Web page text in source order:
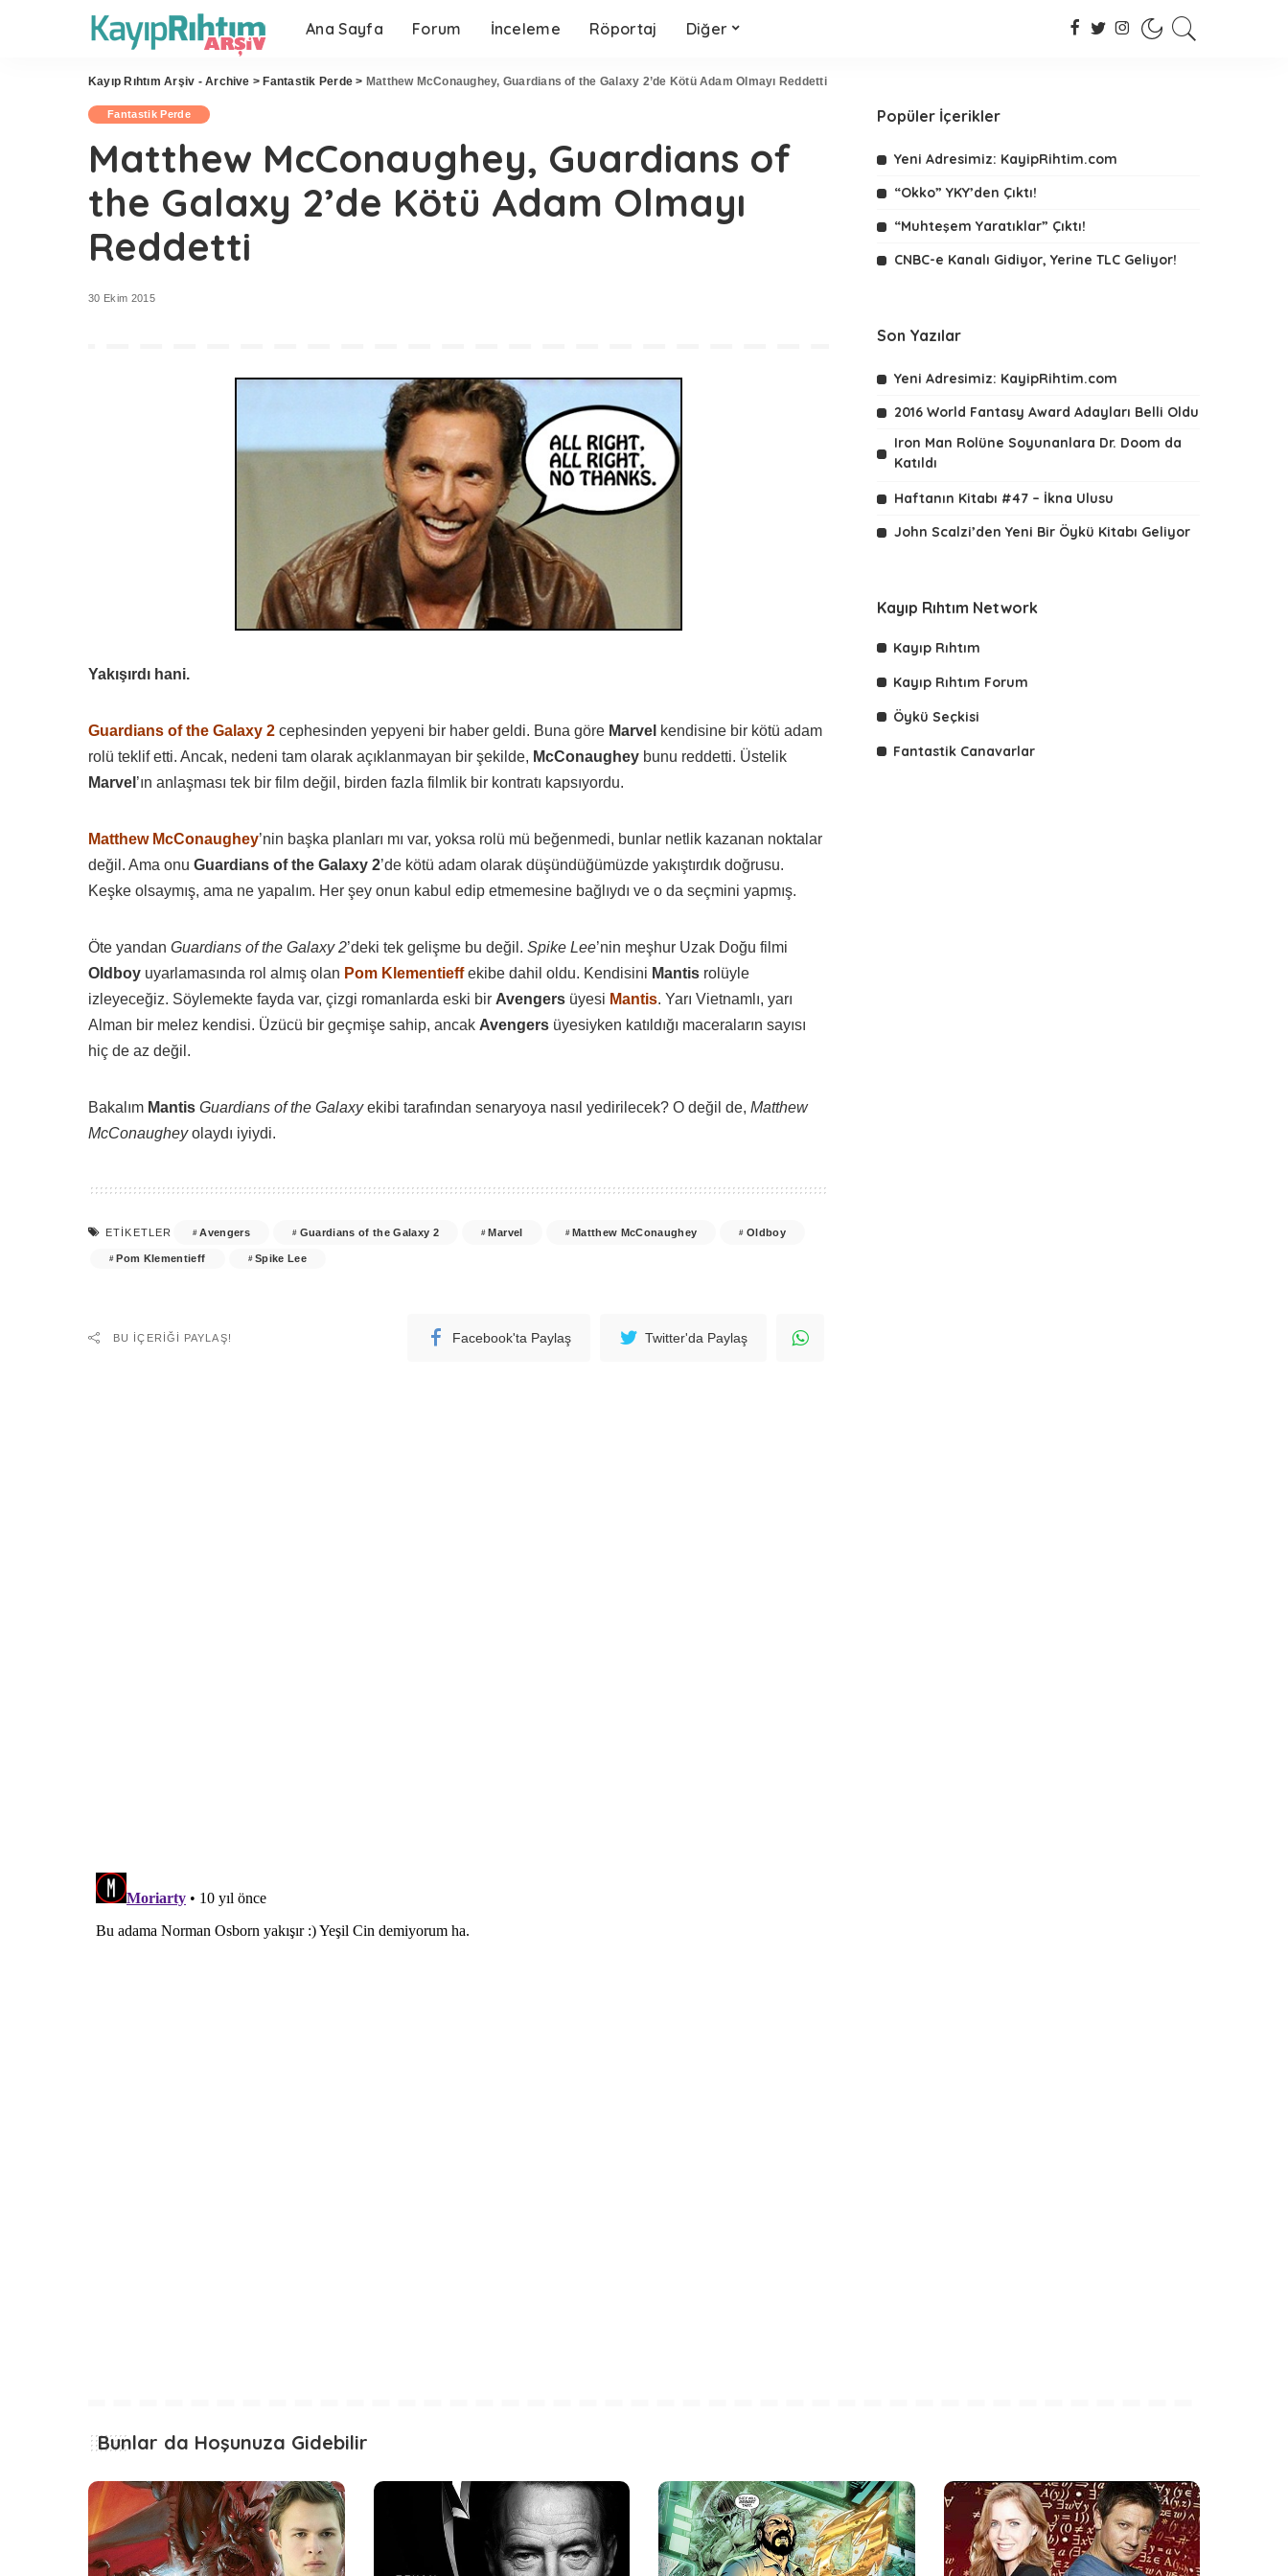
Ana Sayfa Forum İnceleme Röportaj Diğer
Kayıp Rıhtım Arşiv - Archive > Fantastik Perde > Matthew McConaughey, Guardians of the Galaxy 2’de Kötü Adam Olmayı Reddetti
Fantastik Perde
Matthew McConaughey, Guardians of
the Galaxy 2’de Kötü Adam Olmayı
Reddetti
30 Ekim 2015
Yakışırdı hani.
Guardians of the Galaxy 2 cephesinden yepyeni bir haber geldi. Buna göre Marvel kendisine bir kötü adam
rolü teklif etti. Ancak, nedeni tam olarak açıklanmayan bir şekilde, McConaughey bunu reddetti. Üstelik
Marvel ’ın anlaşması tek bir film değil, birden fazla filmlik bir kontratı kapsıyordu.
Matthew McConaughey’nin başka planları mı var, yoksa rolü mü beğenmedi, bunlar netlik kazanan noktalar
değil. Ama onu Guardians of the Galaxy 2’de kötü adam olarak düşündüğümüzde yakıştırdık doğrusu.
Keşke olsaymış, ama ne yapalım. Her şey onun kabul edip etmemesine bağlıydı ve o da seçmini yapmış.
Öte yandan Guardians of the Galaxy 2’deki tek gelişme bu değil. Spike Lee’nin meşhur Uzak Doğu filmi
Oldboy uyarlamasında rol almış olan Pom Klementieffekibe dahil oldu. Kendisini Mantis rolüyle
izleyeceğiz. Söylemekte fayda var, çizgi romanlarda eski bir Avengers üyesi Mantis. Yarı Vietnamlı, yarı
Alman bir melez kendisi. Üzücü bir geçmişe sahip, ancak Avengers üyesiyken katıldığı maceraların sayısı
hiç de az değil.
Bakalım Mantis Guardians of the Galaxyekibi tarafından senaryoya nasıl yedirilecek? O değil de, Matthew
McConaugheyolaydı iyiydi.
ETIKETLER Avengers Guardians of the Galaxy 2 Marvel Matthew McConaughey Oldboy
Pom Klementieff Spike Lee
BU IÇERIĞI PAYLAŞ! Facebook'ta Paylaş Twitter'da Paylaş
Popüler İçerikler
Yeni Adresimiz: KayipRihtim.com
“Okko” YKY’den Çıktı!
“Muhteşem Yaratıklar” Çıktı!
CNBC-e Kanalı Gidiyor, Yerine TLC Geliyor!
Son Yazılar
Yeni Adresimiz: KayipRihtim.com
2016 World Fantasy Award Adayları Belli Oldu
Iron Man Rolüne Soyunanlara Dr. Doom da
Katıldı
Haftanın Kitabı #47 – İkna Ulusu
John Scalzi’den Yeni Bir Öykü Kitabı Geliyor
Kayıp Rıhtım Network
Kayıp Rıhtım
Kayıp Rıhtım Forum
Öykü Seçkisi
Fantastik Canavarlar
Bunlar da Hoşunuza Gidebilir